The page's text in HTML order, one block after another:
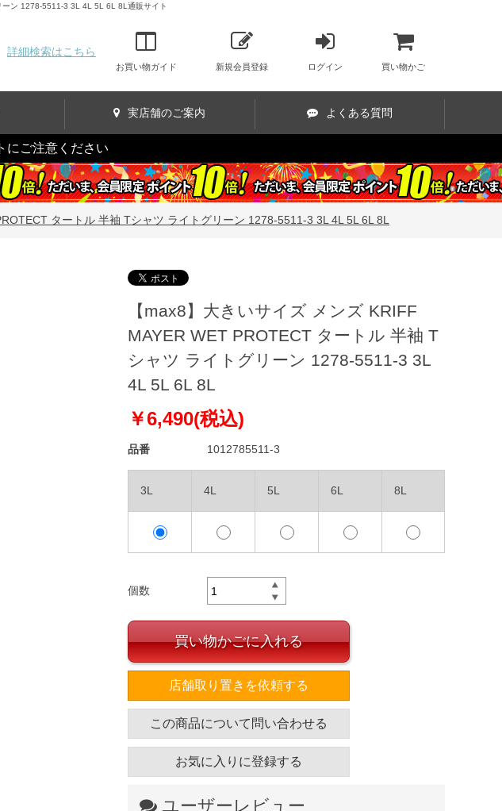
ーン 1278-5511-3 3L 4L 5L 6L 8L通販サイト
詳細検索はこちら
お買い物ガイド 新規会員登録 ログイン 買い物かご
実店舗のご案内 よくある質問
にご注意ください
タートル 半袖 Tシャツ ライトグリーン 1278-5511-3 3L 4L 5L 6L 8L
【max8】大きいサイズ メンズ KRIFF
MAYER WET PROTECT タートル 半袖 T
シャツ ライトグリーン 1278-5511-3 3L
4L 5L 6L 8L
￥6,490(税込)
品番 1012785511-3
3L 4L 5L 6L 8L
個数
買い物かごに入れる
店舗取り置きを依頼する
この商品について問い合わせる
お気に入りに登録する
ユーザーレビュー